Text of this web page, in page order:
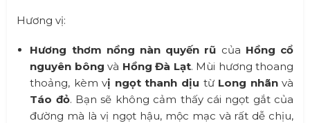
Hương vị:
Hương thơm nồng nàn quyến rũ của Hồng cổ
nguyên bông và Hồng Đà Lạt. Mùi hương thoang
thoảng, kèm vị ngọt thanh dịu từ Long nhãnvà
Táo đỏ. Bạn sẽ không cảm thấy cái ngọt gắt của
đường mà là vị ngọt hậu, mộc mạc và rất dễ chịu,